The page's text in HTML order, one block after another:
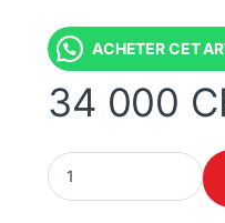
ACHETER CET
34 000
Pack Canon PG-510 /